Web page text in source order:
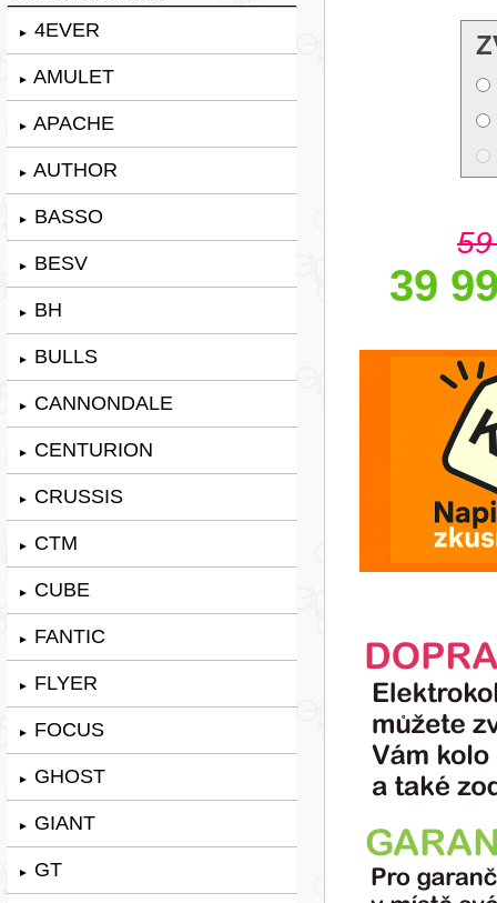
► 4EVER
► AMULET
► APACHE
► AUTHOR
► BASSO
► BESV
► BH
► BULLS
► CANNONDALE
► CENTURION
► CRUSSIS
► CTM
► CUBE
► FANTIC
► FLYER
► FOCUS
► GHOST
► GIANT
► GT
39